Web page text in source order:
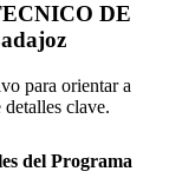
DE
para orientar a
clave.
del Programa